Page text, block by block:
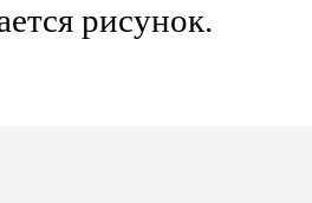
рисунок.